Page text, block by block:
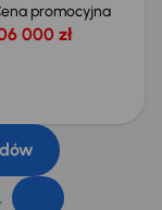
promocyjna
000 zł